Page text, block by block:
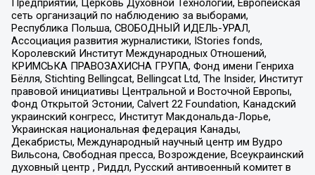
Предприятий, Церковь Духовной Технологии, Европейская
сеть организаций по наблюдению за выборами,
Республика Польша, СВОБОДНЫЙ ИДЕЛЬ-УРАЛ,
Ассоциация развития журналистики, IStories fonds,
Королевский Институт Международных Отношений,
КРИМСЬКА ПРАВОЗАХИСНА ГРУПА, Фонд имени Генриха
Бёлля, Stichting Bellingcat, Bellingcat Ltd, The Insider, Институт
правовой инициативы Центральной и Восточной Европы,
Фонд Открытой Эстонии, Calvert 22 Foundation, Канадский
украинский конгресс, Институт Макдональда-Лорье,
Украинская национальная федерация Канады,
Декабристы, Международный научный центр им Вудро
Вильсона, Свободная пресса, Возрождение, Всеукраинский
духовный центр , Риддл, Русский антивоенный комитет в